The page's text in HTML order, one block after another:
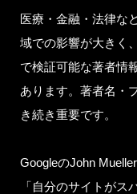
医療・金融・法律な
域での影響が大きく
で検証可能な著者情
あります。著者名・
き続き重要です。
GoogleのJohn
「自分のサイトがス